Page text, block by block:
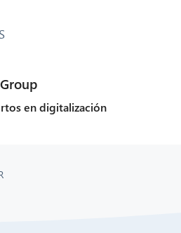
en digitalización